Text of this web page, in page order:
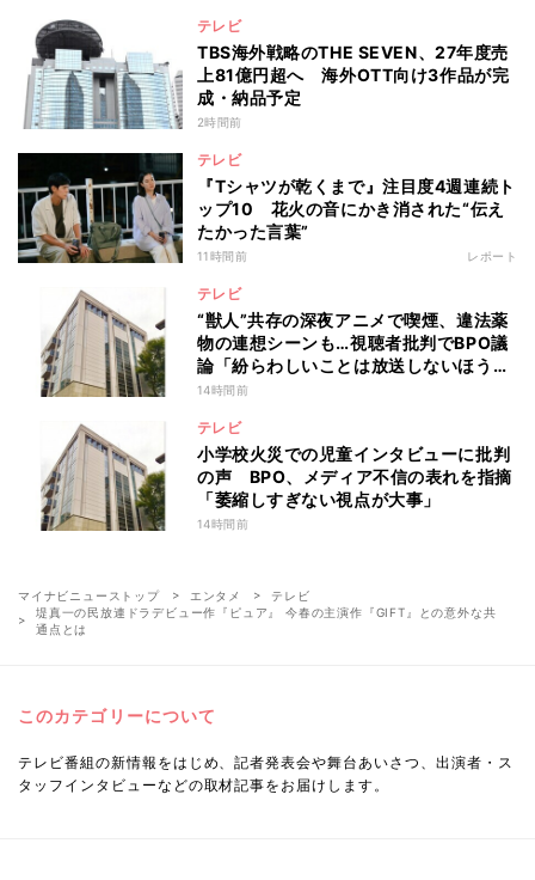
テレビ
TBS海外戦略のTHE SEVEN、27年度売
上81億円超へ 海外OTT向け3作品が完
成・納品予定
2時間前
テレビ
『Tシャツが乾くまで』注目度4週連続ト
ップ10 花火の音にかき消された“伝え
たかった言葉”
11時間前 レポート
テレビ
“獣人”共存の深夜アニメで喫煙、違法薬
物の連想シーンも…視聴者批判でBPO議
論「紛らわしいことは放送しないほう
が」
14時間前
テレビ
小学校火災での児童インタビューに批判
の声 BPO、メディア不信の表れを指摘
「萎縮しすぎない視点が大事」
14時間前
マイナビニューストップ エンタメ
テレビ
堤真一の民放連ドラデビュー作『ピュア』 今春の主演作『GIFT』との意外な共
通点とは
このカテゴリーについて
テレビ番組の新情報をはじめ、記者発表会や舞台あいさつ、出演者・ス
タッフインタビューなどの取材記事をお届けします。